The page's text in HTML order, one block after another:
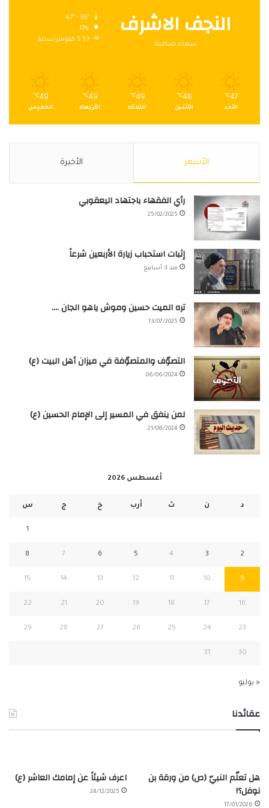
النجف الاشرف
سماء صافية
17%
5.53 كيلومتر/ساعة
47
℃
الأحد
48
℃
الأثنين
49
℃
الثلاثاء
49
℃
الأربعاء
49
℃
الخميس
الأشهر الأخيرة
رأي الفقهاء باجتهاد اليعقوبي
25/02/2025
إثبات استحباب زيارة الأربعين شرعاً
منذ 3 أسابيع
تره الميت حسين وموش ياهو الجان ….
13/07/2025
التصوّف والمتصوّفة في ميزان أهل البيت (ع)
06/06/2024
لمن ينفق في المسير إلى الإمام الحسين (ع)
21/08/2024
أغسطس 2026
د ن ث أرب خ ج س
1
2
3
4
5
6
7
8
9
10
11
12
13
14
15
16
17
18
19
20
21
22
23
24
25
26
27
28
29
30
31
« يوليو
عقائدنا
هل تعلّم النبيّ (ص) من ورقة بن
نوفل؟!
17/01/2026
اعرف شيئاً عن إمامك العاشر (ع)
24/12/2025